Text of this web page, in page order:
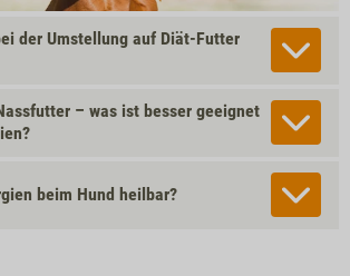
der Umstellung auf Diät-Futter
– was ist besser geeignet
beim Hund heilbar?